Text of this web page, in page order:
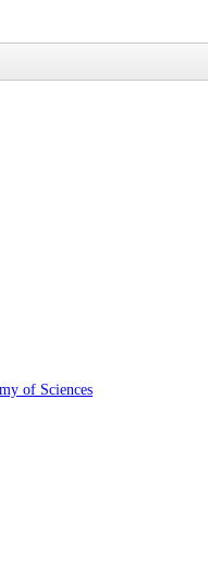
of Sciences